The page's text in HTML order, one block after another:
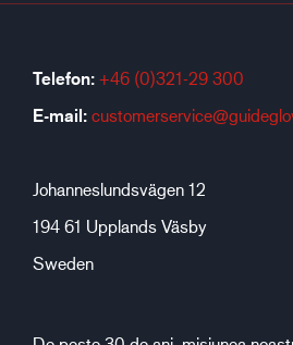
Telefon: +46 (0)321-29 300
E-mail:
Johanneslundsvägen 12
194 61 Upplands Väsby
Sweden